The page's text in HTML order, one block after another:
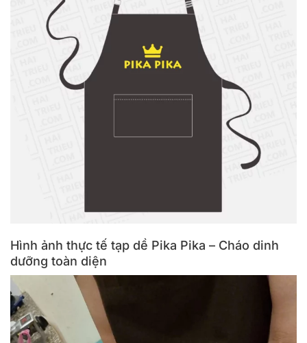
Hình ảnh thực tế tạp dề Pika Pika – Cháo dinh
dưỡng toàn diện